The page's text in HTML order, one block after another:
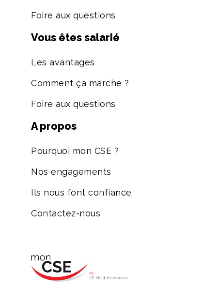
Foire aux questions
Vous êtes salarié
Les avantages
Comment ça marche ?
Foire aux questions
A propos
Pourquoi mon CSE ?
Nos engagements
Ils nous font confiance
Contactez-nous